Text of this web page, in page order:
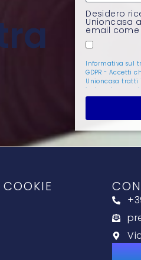
Desidero
Unioncasa
email
Informativa sul
GDPR - Accetti
Unioncasa
inviarmi
conformità al
Protezione dei
informazioni su
personali e sui